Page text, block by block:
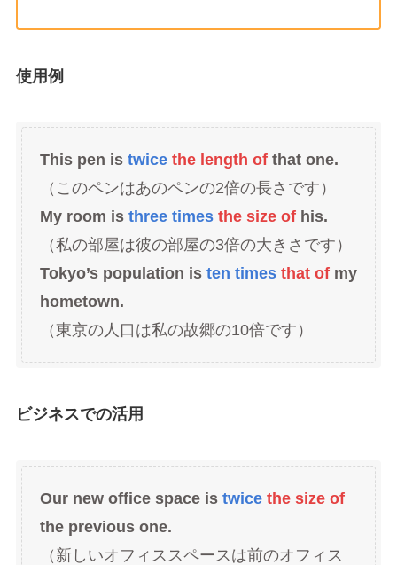
使用例
This pen is twice the length ofthat one.
（このペンはあのペンの2倍の長さです）
My room is three times the size of his.
（私の部屋は彼の部屋の3倍の大きさです）
Tokyo’s population is ten times that ofmy
hometown.
（東京の人口は私の故郷の10倍です）
ビジネスでの活用
Our new office space is twice the size of
the previous one.
（新しいオフィススペースは前のオフィス